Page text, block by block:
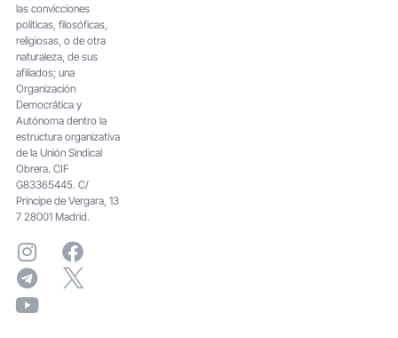
las convicciones
políticas, filosóficas,
religiosas, o de otra
naturaleza, de sus
afiliados; una
Organización
Democrática y
Autónoma dentro la
estructura organizativa
de la Unión Sindical
Obrera. CIF
G83365445. C/
Principe de Vergara, 13
7 28001 Madrid.